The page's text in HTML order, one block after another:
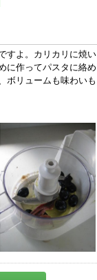
すよ。カリカリに焼い
に作ってパスタに絡め
ボリュームも味わいも